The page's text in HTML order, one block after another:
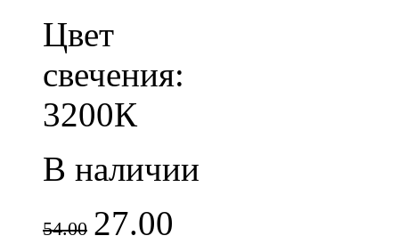
Цвет
свечения:
3200К
В наличии
54.00 27.00